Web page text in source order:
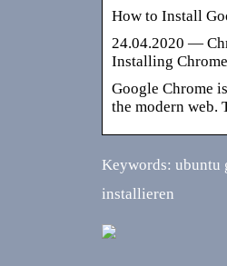
How to Install
24.04.2020 —
Installing
Google Chrome
the modern web.
Keywords: ubuntu
installieren